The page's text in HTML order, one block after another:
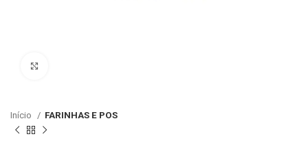
Início FARINHAS E POS